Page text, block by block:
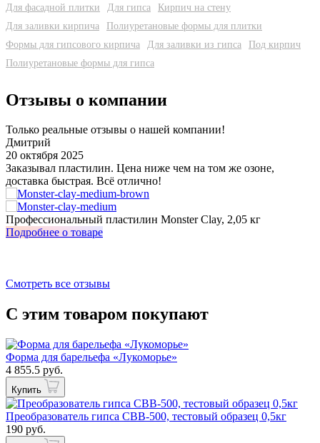
Для фасадной плитки
Для гипса
Кирпич на стену
Для заливки кирпича
Полиуретановые формы для плитки
Формы для гипсового кирпича
Для заливки из гипса
Под кирпич
Полиуретановые формы для гипса
Отзывы о компании
Только реальные отзывы о нашей компании!
Дмитрий
20 октября 2025
Заказывал пластилин. Цена ниже чем на том же озоне,
доставка быстрая. Всё отлично!
Профессиональный пластилин Monster Clay, 2,05 кг
Подробнее о товаре
Смотреть все отзывы
С этим товаром покупают
Форма для барельефа «Лукоморье»
4 855.5 руб.
Купить
Преобразователь гипса СВВ-500, тестовый образец 0,5кг
190 руб.